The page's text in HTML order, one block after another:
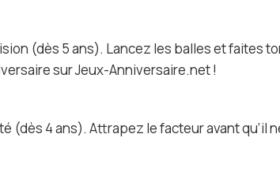
(dès 5 ans). Lancez les balles et faites
sur Jeux-Anniversaire.net !
(dès 4 ans). Attrapez le facteur avant qu’il